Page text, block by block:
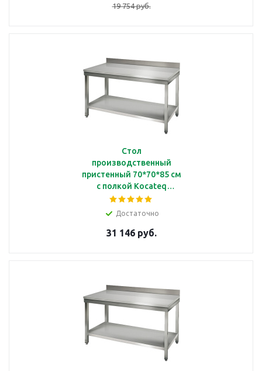
19 754 руб.
Стол
производственный
пристенный 70*70*85 см
с полкой Kocateq
SAT77A
Достаточно
31 146 руб.